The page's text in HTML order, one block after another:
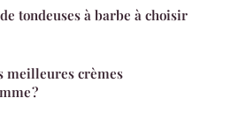
tondeuses à barbe à choisir
meilleures crèmes
?